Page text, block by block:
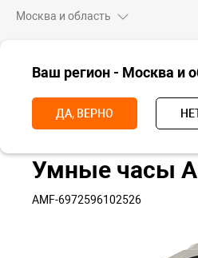
Москва и область
Ваш регион - Москва и
ДА, ВЕРНО
Главная Носимые устройства
Умные часы
AMF-6972596102526